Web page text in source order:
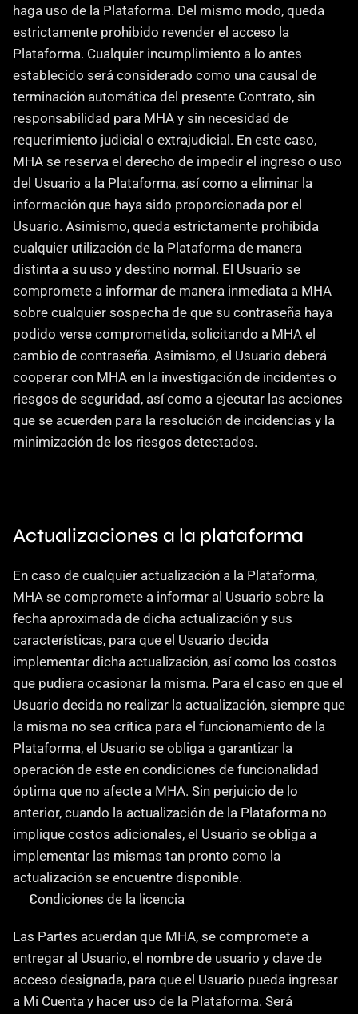
haga uso de la Plataforma. Del mismo modo, queda
estrictamente prohibido revender el acceso la
Plataforma. Cualquier incumplimiento a lo antes
establecido será considerado como una causal de
terminación automática del presente Contrato, sin
responsabilidad para MHA y sin necesidad de
requerimiento judicial o extrajudicial. En este caso,
MHA se reserva el derecho de impedir el ingreso o uso
del Usuario a la Plataforma, así como a eliminar la
información que haya sido proporcionada por el
Usuario. Asimismo, queda estrictamente prohibida
cualquier utilización de la Plataforma de manera
distinta a su uso y destino normal. El Usuario se
compromete a informar de manera inmediata a MHA
sobre cualquier sospecha de que su contraseña haya
podido verse comprometida, solicitando a MHA el
cambio de contraseña. Asimismo, el Usuario deberá
cooperar con MHA en la investigación de incidentes o
riesgos de seguridad, así como a ejecutar las acciones
que se acuerden para la resolución de incidencias y la
minimización de los riesgos detectados.
Actualizaciones a la plataforma
En caso de cualquier actualización a la Plataforma,
MHA se compromete a informar al Usuario sobre la
fecha aproximada de dicha actualización y sus
características, para que el Usuario decida
implementar dicha actualización, así como los costos
que pudiera ocasionar la misma. Para el caso en que el
Usuario decida no realizar la actualización, siempre que
la misma no sea crítica para el funcionamiento de la
Plataforma, el Usuario se obliga a garantizar la
operación de este en condiciones de funcionalidad
óptima que no afecte a MHA. Sin perjuicio de lo
anterior, cuando la actualización de la Plataforma no
implique costos adicionales, el Usuario se obliga a
implementar las mismas tan pronto como la
actualización se encuentre disponible.
Condiciones de la licencia
‍Las Partes acuerdan que MHA, se compromete a
entregar al Usuario, el nombre de usuario y clave de
acceso designada, para que el Usuario pueda ingresar
a Mi Cuenta y hacer uso de la Plataforma. Será